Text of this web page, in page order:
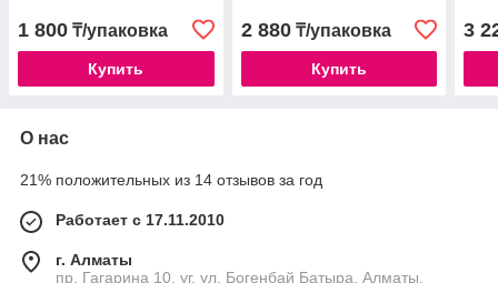
1 800 ₸/упаковка
Купить
2 880₸/упаковка
Купить
3
О нас
21% положительных из 14 отзывов за год
Работает с 17.11.2010
г. Алматы
пр. Гагарина 10, уг. ул. Богенбай Батыра, Алматы,